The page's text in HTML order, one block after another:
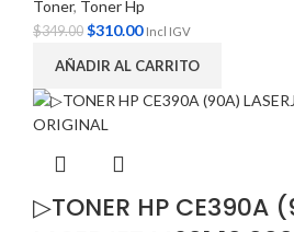
Toner, Toner Hp
$349.00 $310.00 Incl IGV
AÑADIR AL CARRITO
▷TONER HP CE390A